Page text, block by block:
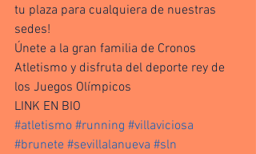
tu plaza para cualquiera de nuestras
sedes!
Únete a la gran familia de Cronos
Atletismo y disfruta del deporte rey de
los Juegos Olímpicos
LINK EN BIO
#atletismo #running #villaviciosa
#brunete #sevillalanueva #sln